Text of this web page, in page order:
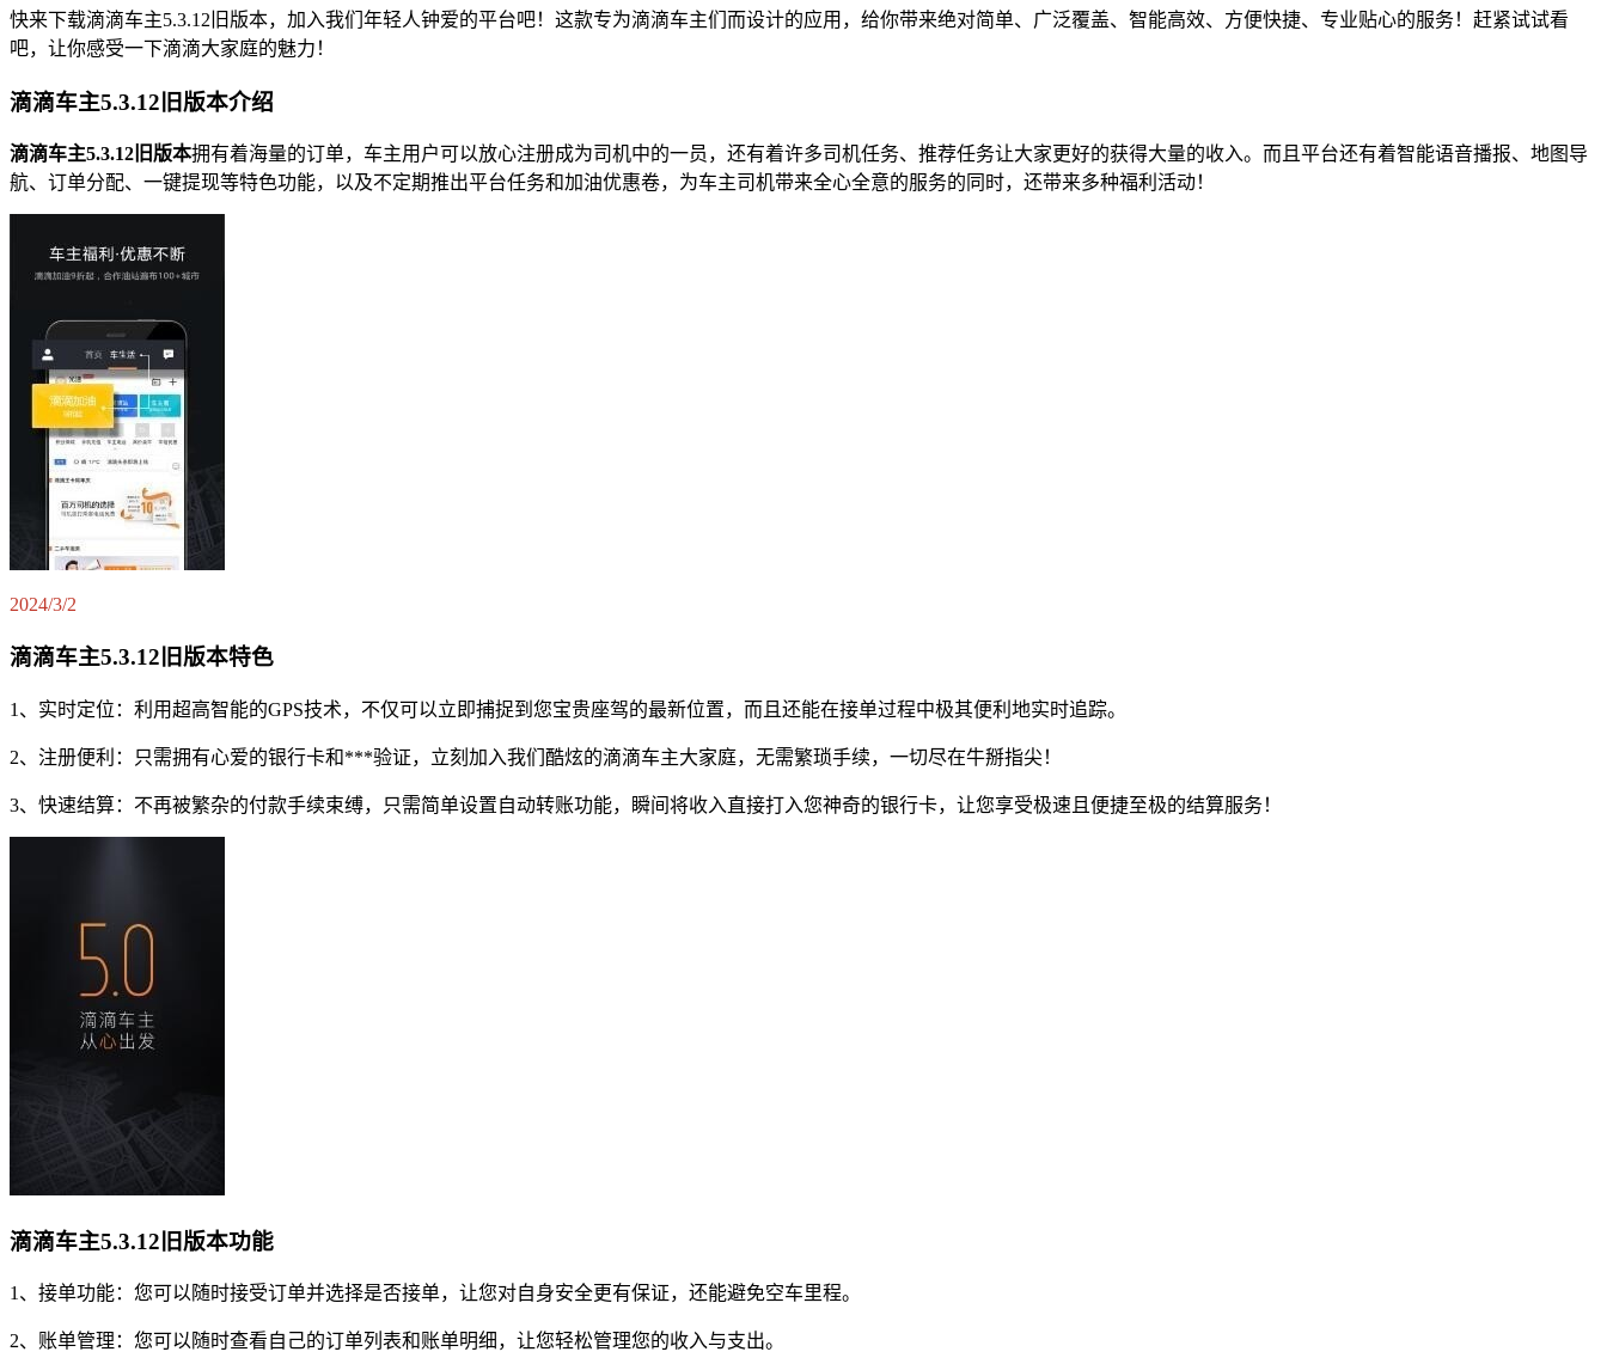
快来下载滴滴车主5.3.12旧版本，加入我们年轻人钟爱的平台吧！这款专为滴滴车主们而设计的应用，给你带来绝对简单、广泛覆盖、智能高效、方便快捷、专业贴心的服务！赶紧试试看
吧，让你感受一下滴滴大家庭的魅力！
滴滴车主5.3.12旧版本介绍
滴滴车主5.3.12旧版本拥有着海量的订单，车主用户可以放心注册成为司机中的一员，还有着许多司机任务、推荐任务让大家更好的获得大量的收入。而且平台还有着智能语音播报、地图导
航、订单分配、一键提现等特色功能，以及不定期推出平台任务和加油优惠卷，为车主司机带来全心全意的服务的同时，还带来多种福利活动！
2024/3/2
滴滴车主5.3.12旧版本特色
1、实时定位：利用超高智能的GPS技术，不仅可以立即捕捉到您宝贵座驾的最新位置，而且还能在接单过程中极其便利地实时追踪。
2、注册便利：只需拥有心爱的银行卡和***验证，立刻加入我们酷炫的滴滴车主大家庭，无需繁琐手续，一切尽在牛掰指尖！
3、快速结算：不再被繁杂的付款手续束缚，只需简单设置自动转账功能，瞬间将收入直接打入您神奇的银行卡，让您享受极速且便捷至极的结算服务！
滴滴车主5.3.12旧版本功能
1、接单功能：您可以随时接受订单并选择是否接单，让您对自身安全更有保证，还能避免空车里程。
2、账单管理：您可以随时查看自己的订单列表和账单明细，让您轻松管理您的收入与支出。